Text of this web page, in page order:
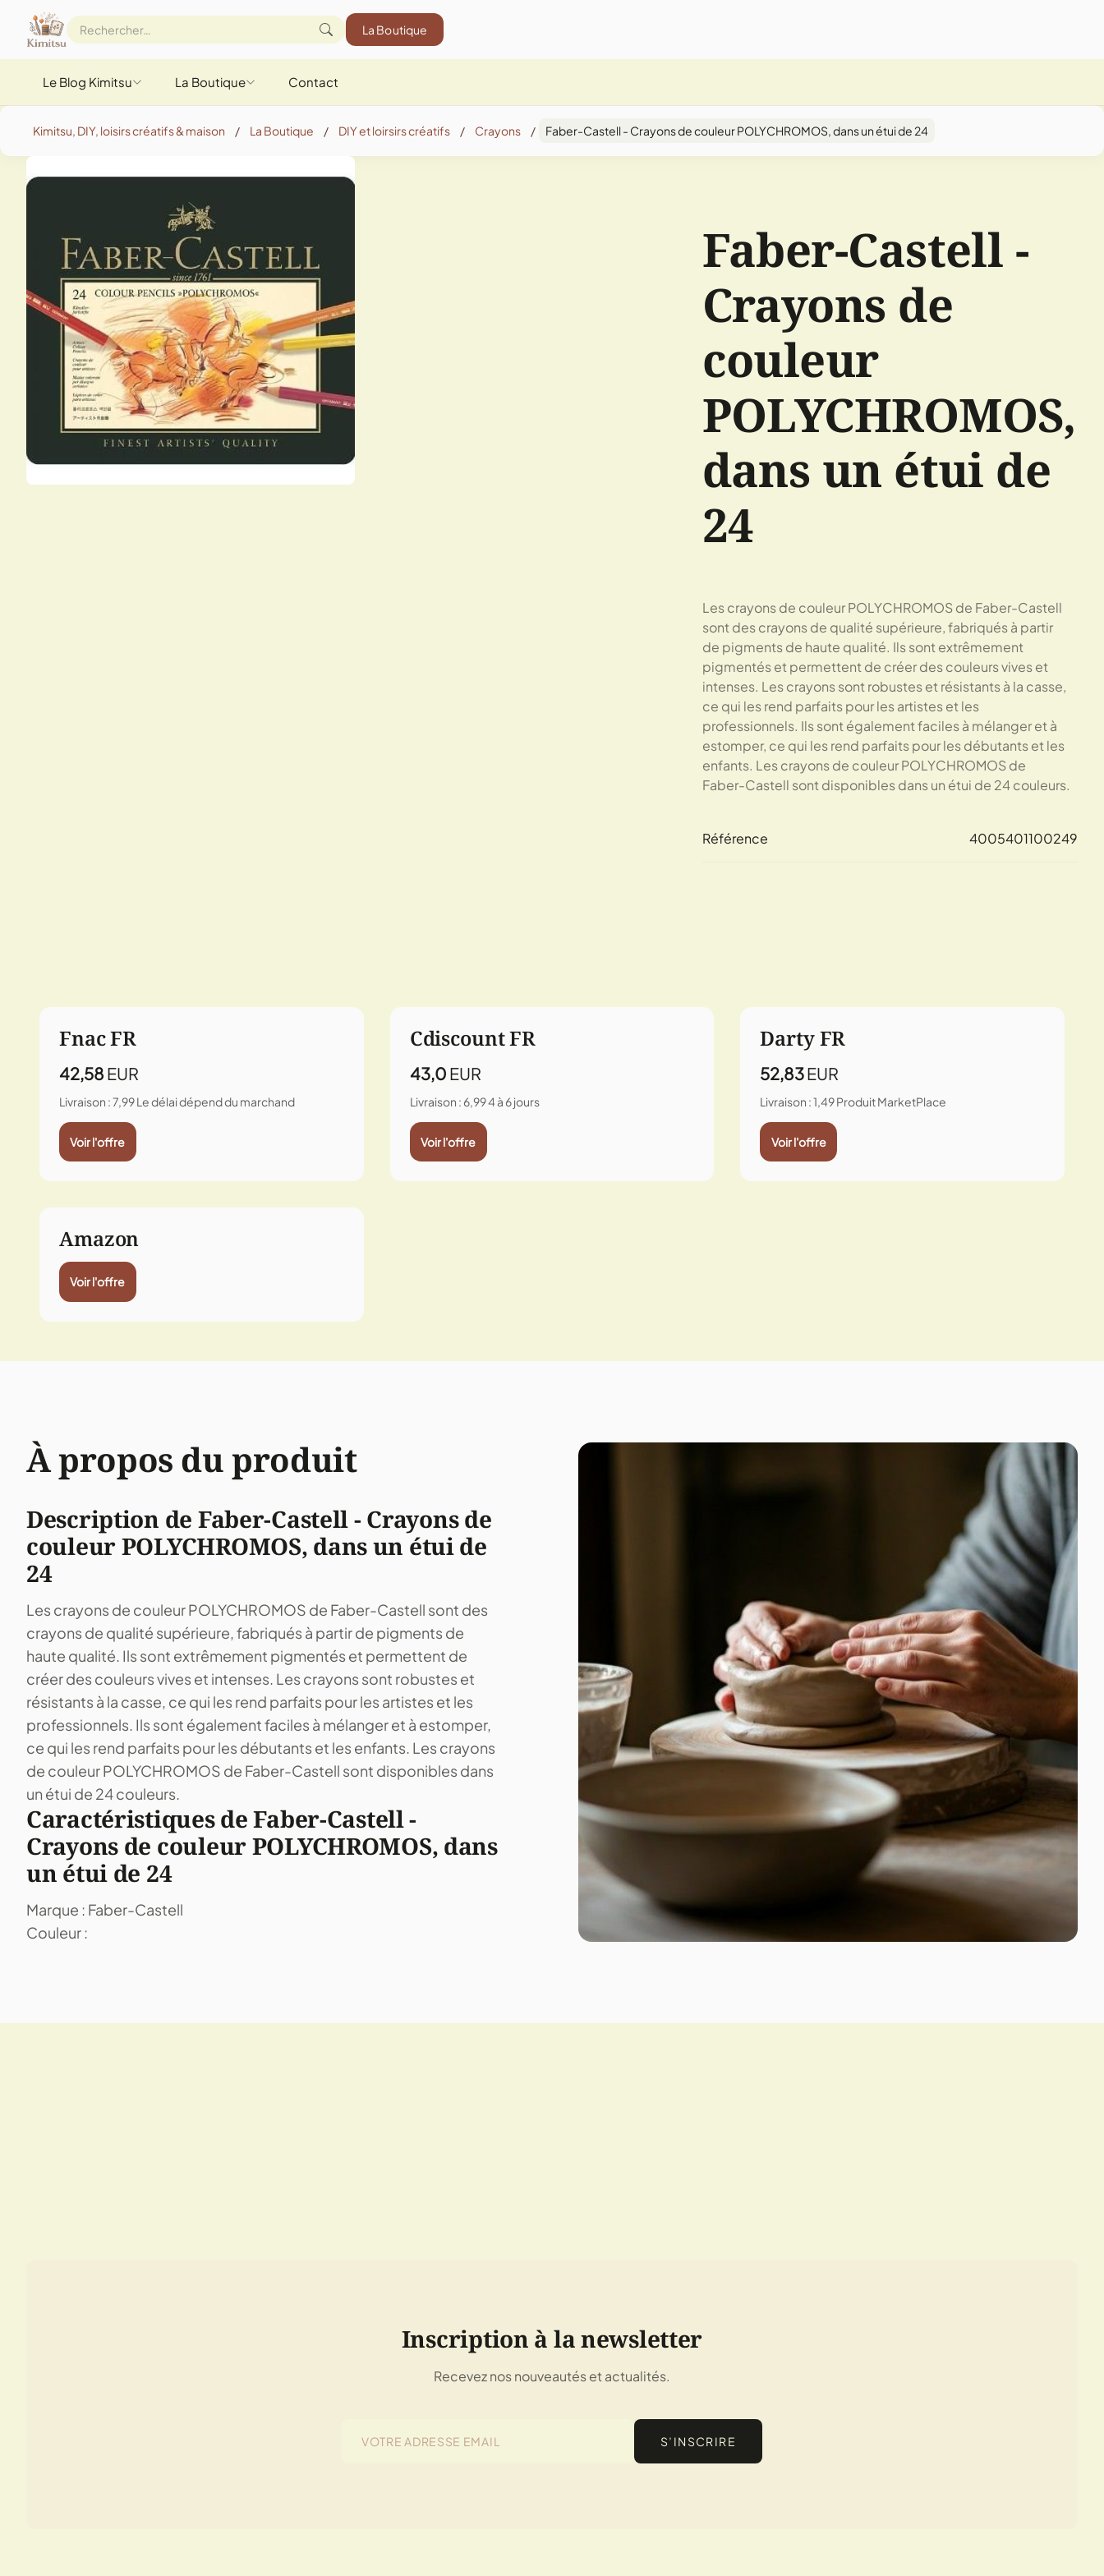
La Boutique
Le Blog Kimitsu La Boutique Contact
Kimitsu, DIY, loisirs créatifs & maison / La Boutique / DIY et loirsirs créatifs / Crayons / Faber-Castell - Crayons de couleur POLYCHROMOS, dans un étui de 24
Faber-Castell -
Crayons de
couleur
POLYCHROMOS,
dans un étui de
24
Les crayons de couleur POLYCHROMOS de Faber-Castell
sont des crayons de qualité supérieure, fabriqués à partir
de pigments de haute qualité. Ils sont extrêmement
pigmentés et permettent de créer des couleurs vives et
intenses. Les crayons sont robustes et résistants à la casse,
ce qui les rend parfaits pour les artistes et les
professionnels. Ils sont également faciles à mélanger et à
estomper, ce qui les rend parfaits pour les débutants et les
enfants. Les crayons de couleur POLYCHROMOS de
Faber-Castell sont disponibles dans un étui de 24 couleurs.
Référence 4005401100249
Fnac FR
42,58 EUR
Livraison : 7,99Le délai dépend du marchand
Voir l'offre
Cdiscount FR
43,0 EUR
Livraison : 6,994 à 6 jours
Voir l'offre
Darty FR
52,83EUR
Livraison : 1,49Produit MarketPlace
Voir l'offre
Amazon
Voir l'offre
À propos du produit
Description de Faber-Castell - Crayons de
couleur POLYCHROMOS, dans un étui de
24
Les crayons de couleur POLYCHROMOS de Faber-Castell sont des
crayons de qualité supérieure, fabriqués à partir de pigments de
haute qualité. Ils sont extrêmement pigmentés et permettent de
créer des couleurs vives et intenses. Les crayons sont robustes et
résistants à la casse, ce qui les rend parfaits pour les artistes et les
professionnels. Ils sont également faciles à mélanger et à estomper,
ce qui les rend parfaits pour les débutants et les enfants. Les crayons
de couleur POLYCHROMOS de Faber-Castell sont disponibles dans
un étui de 24 couleurs.
Caractéristiques de Faber-Castell -
Crayons de couleur POLYCHROMOS, dans
un étui de 24
Marque : Faber-Castell
Couleur :
Inscription à la newsletter
Recevez nos nouveautés et actualités.
S’INSCRIRE